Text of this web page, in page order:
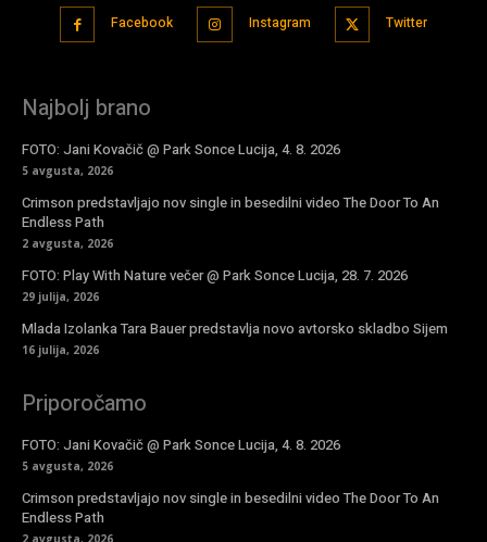
Facebook Instagram Twitter
Najbolj brano
FOTO: Jani Kovačič @ Park Sonce Lucija, 4. 8. 2026
5 avgusta, 2026
Crimson predstavljajo nov single in besedilni video The Door To An
Endless Path
2 avgusta, 2026
FOTO: Play With Nature večer @ Park Sonce Lucija, 28. 7. 2026
29 julija, 2026
Mlada Izolanka Tara Bauer predstavlja novo avtorsko skladbo Sijem
16 julija, 2026
Priporočamo
FOTO: Jani Kovačič @ Park Sonce Lucija, 4. 8. 2026
5 avgusta, 2026
Crimson predstavljajo nov single in besedilni video The Door To An
Endless Path
2 avgusta, 2026